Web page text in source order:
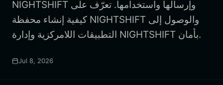
Español
Português (Brasil)
NIGHTSHIFT وإرسالها واستخدامها. تعرّف على
كيفية إنشاء محفظة NIGHTSHIFT والوصول إلى
التطبيقات اللامركزية وإدارة NIGHTSHIFT بأمان.
Jul 8, 2026